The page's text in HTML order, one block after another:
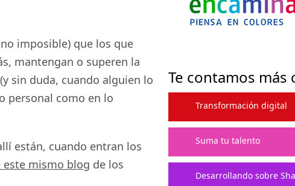
imposible) que los que
mantengan o superen la
sin duda, cuando alguien lo
personal como en lo
están, cuando entran los
mismo blog de los
Te contamos más
Transformación digital
Suma tu talento
Desarrollando sobre